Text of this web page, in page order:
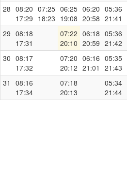
28 08:20
17:29
07:25
18:23
06:25
19:08
06:20
20:58
05:36
21:41
29 08:18
17:31
07:22
20:10
06:18
20:59
05:36
21:42
30 08:17
17:32
07:20
20:12
06:16
21:01
05:35
21:43
31
08:16
17:34
07:18
20:13
05:34
21:44